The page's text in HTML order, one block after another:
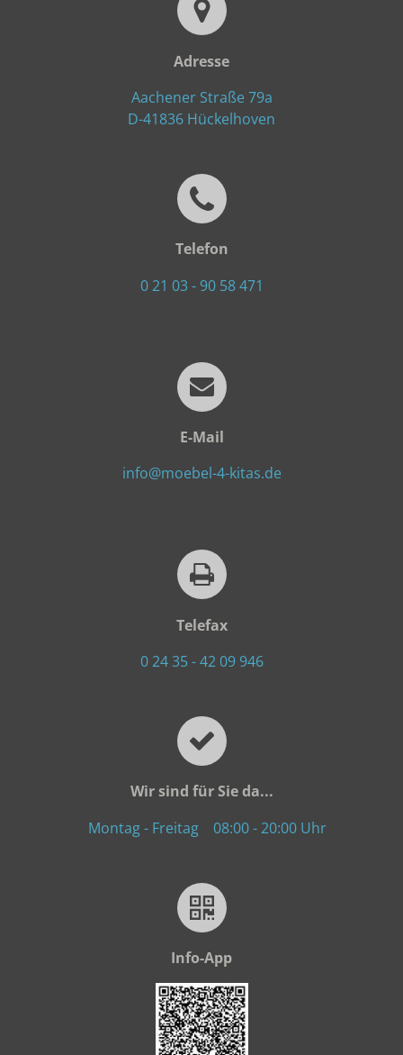
Adresse
Aachener Straße 79a
D-41836 Hückelhoven
Telefon
0 21 03 - 90 58 471
E-Mail
info@moebel-4-kitas.de
Telefax
0 24 35 - 42 09 946
Wir sind für Sie da...
Montag - Freitag 08:00 - 20:00 Uhr
Info-App